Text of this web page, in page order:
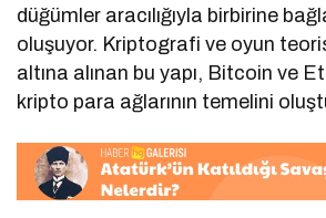
düğümler aracılığıyla birbirine
oluşuyor. Kriptografi ve oyun
altına alınan bu yapı, Bitcoin ve
kripto para ağlarının temelini